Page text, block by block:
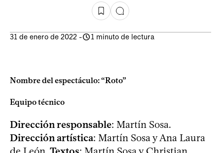
31 de enero de 2022 - 1 minuto de lectura
Nombre del espectáculo: “Roto”
Equipo técnico
Dirección responsable: Martín Sosa.
Dirección artística: Martín Sosa y Ana Laura